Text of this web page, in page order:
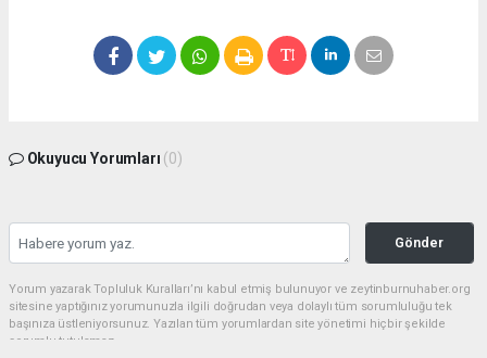
Okuyucu Yorumları (0)
Gönder
Yorum yazarak Topluluk Kuralları’nı kabul etmiş bulunuyor ve zeytinburnuhaber.org
sitesine yaptığınız yorumunuzla ilgili doğrudan veya dolaylı tüm sorumluluğu tek
başınıza üstleniyorsunuz. Yazılan tüm yorumlardan site yönetimi hiçbir şekilde
sorumlu tutulamaz.